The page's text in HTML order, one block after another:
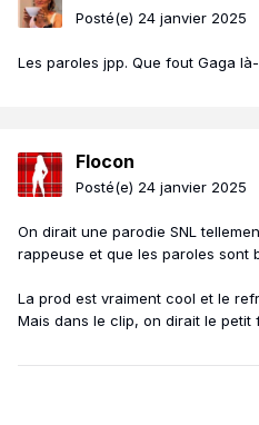
Posté(e) 24 janvier 2025
Les paroles jpp. Que fout Gaga
Flocon
Posté(e) 24 janvier 2025
On dirait une parodie SNL
rappeuse et que les paroles sont
La prod est vraiment cool et le
Mais dans le clip, on dirait le petit